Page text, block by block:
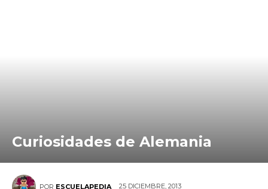
Curiosidades de Alemania
POR ESCUELAPEDIA 25 DICIEMBRE, 2013